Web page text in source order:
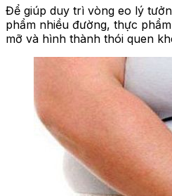
Để giúp duy trì vòng eo lý
phẩm nhiều đường, thực
mỡ và hình thành thói quen